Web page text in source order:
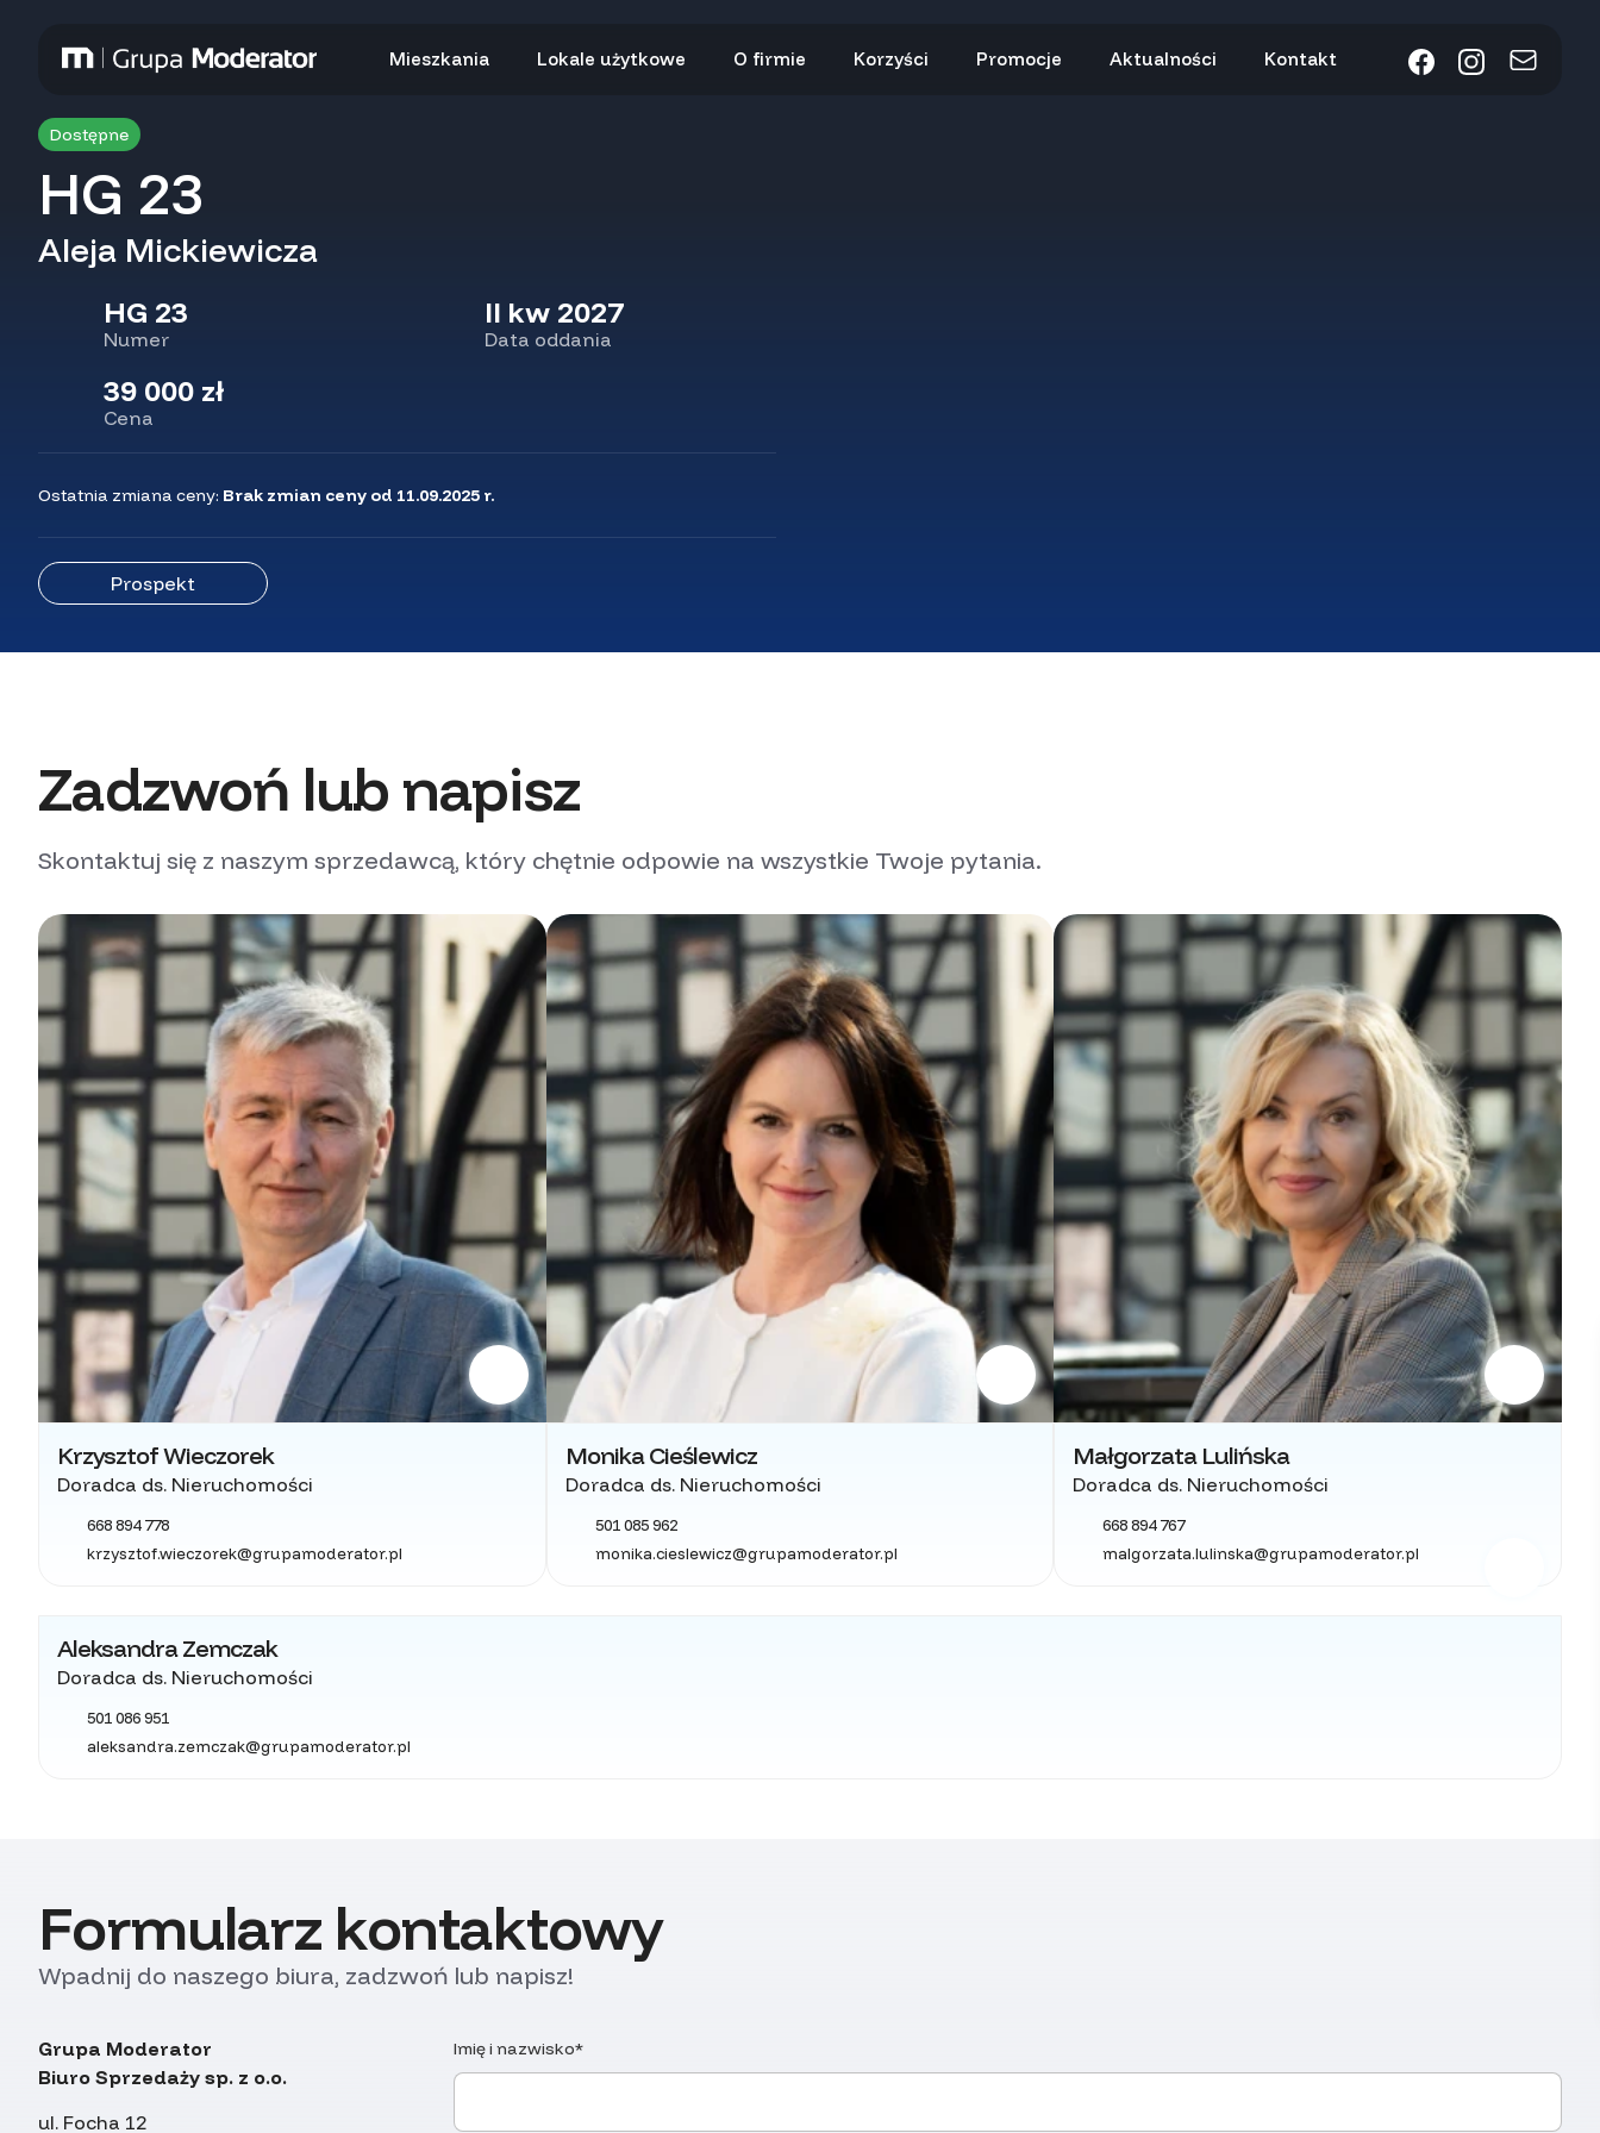
Mieszkania Lokale użytkowe O firmie Korzyści Promocje Aktualności Kontakt
Dostępne
HG 23
Aleja Mickiewicza
HG 23
Numer
II kw 2027
Data oddania
39 000 zł
Cena
Ostatnia zmiana ceny: Brak zmian ceny od 11.09.2025 r.
Prospekt
Zadzwoń lub napisz
Skontaktuj się z naszym sprzedawcą, który chętnie odpowie na wszystkie Twoje pytania.
Krzysztof Wieczorek
Doradca ds. Nieruchomości
668 894 778
krzysztof.wieczorek@grupamoderator.pl
Monika Cieślewicz
Doradca ds. Nieruchomości
501 085 962
monika.cieslewicz@grupamoderator.pl
Małgorzata Lulińska
Doradca ds. Nieruchomości
668 894 767
malgorzata.lulinska@grupamoderator.pl
Aleksandra Zemczak
Doradca ds. Nieruchomości
501 086 951
aleksandra.zemczak@grupamoderator.pl
Formularz kontaktowy
Wpadnij do naszego biura, zadzwoń lub napisz!
Grupa Moderator
Biuro Sprzedaży sp. z o.o.
ul. Focha 12
Imię i nazwisko*